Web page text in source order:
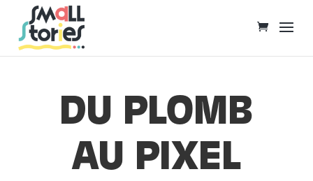
DU PLOMB
AU PIXEL